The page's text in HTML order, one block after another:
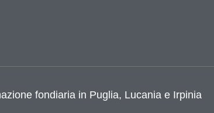
Cantieri
fondiaria in Puglia, Lucania e Irpinia